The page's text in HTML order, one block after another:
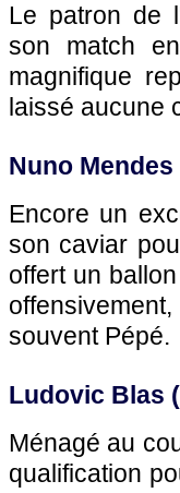
Le patron de
son match
magnifique
laissé aucune
Nuno Mendes
Encore un
son caviar
offert un
souvent Pépé.
Ludovic Blas
Ménagé au
qualification